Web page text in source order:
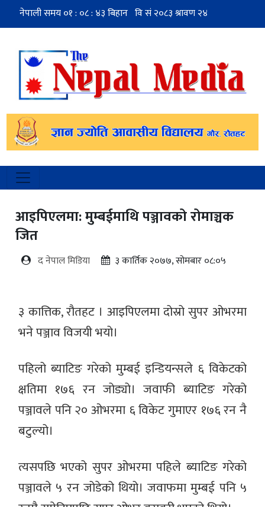
आइपिएलमा: मुम्बईमाथि पञ्जावको रोमाञ्चक
जित
द नेपाल मिडिया ३ कार्तिक २०७७, सोमबार ०८:०५
३ कात्तिक, रौतहट । आइपिएलमा दोस्रो सुपर ओभरमा
भने पञ्जाव विजयी भयो।
पहिलो ब्याटिङ गरेको मुम्बई इन्डियन्सले ६ विकेटको
क्षतिमा १७६ रन जोड्यो। जवाफी ब्याटिङ गरेको
पञ्जावले पनि २० ओभरमा ६ विकेट गुमाएर १७६ रन नै
बटुल्यो।
त्यसपछि भएको सुपर ओभरमा पहिले ब्याटिङ गरेको
पञ्जावले ५ रन जोडेको थियो। जवाफमा मुम्बई पनि ५